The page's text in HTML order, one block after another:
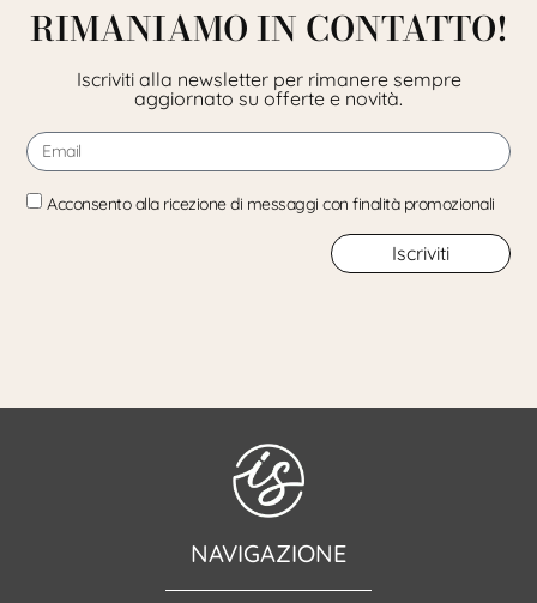
RIMANIAMO IN CONTATTO!
Iscriviti alla newsletter per rimanere sempre
aggiornato su offerte e novità.
Acconsento alla ricezione di messaggi con finalità promozionali
Iscriviti
NAVIGAZIONE